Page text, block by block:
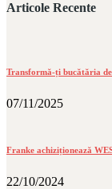
Articole Recente
Transformă-ți bucătăria
07/11/2025
Franke achiziționează
22/10/2024